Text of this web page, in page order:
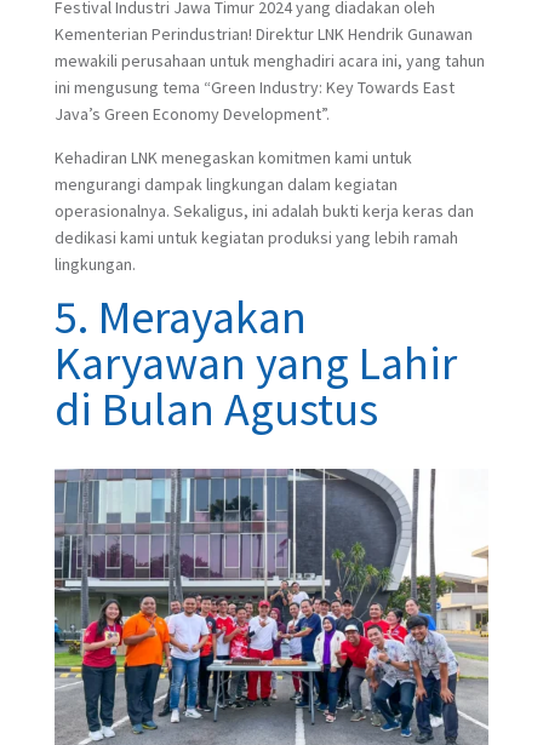
Festival Industri Jawa Timur 2024 yang diadakan oleh
Kementerian Perindustrian! Direktur LNK Hendrik Gunawan
mewakili perusahaan untuk menghadiri acara ini, yang tahun
ini mengusung tema “Green Industry: Key Towards East
Java’s Green Economy Development”.
Kehadiran LNK menegaskan komitmen kami untuk
mengurangi dampak lingkungan dalam kegiatan
operasionalnya. Sekaligus, ini adalah bukti kerja keras dan
dedikasi kami untuk kegiatan produksi yang lebih ramah
lingkungan.
5. Merayakan
Karyawan yang Lahir
di Bulan Agustus